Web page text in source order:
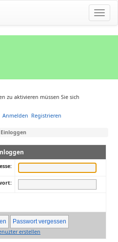
zu aktivieren müssen Sie sich
Anmelden Registrieren
Einloggen
erstellen